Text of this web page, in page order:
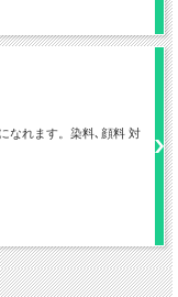
なれます。染料､顔料 対